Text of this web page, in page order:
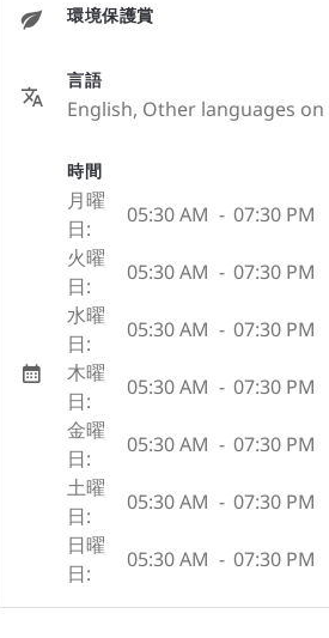
環境保護賞
言語
English, Other languages
時間
月曜
日:
05:30 AM - 07:30 PM
火曜
日:
05:30 AM - 07:30 PM
水曜
日:
05:30 AM - 07:30 PM
木曜
日:
05:30 AM - 07:30 PM
金曜
日:
05:30 AM - 07:30 PM
土曜
日:
05:30 AM - 07:30 PM
日曜
日:
05:30 AM - 07:30 PM